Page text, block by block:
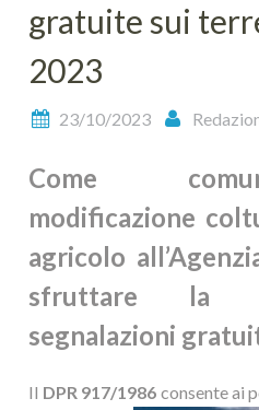
gratuite sui
2023
23/10/2023
Come
modificazione
agricolo
sfruttare la
segnalazioni
Il DPR 917/1986 consente ai